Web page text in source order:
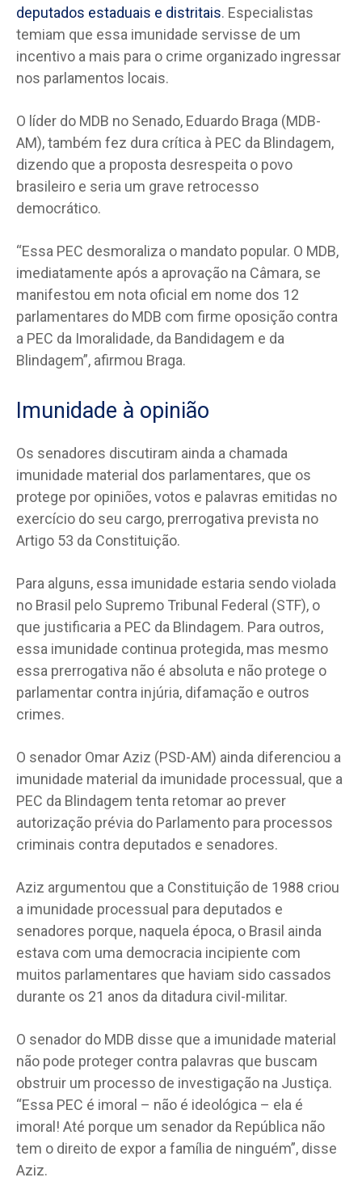
deputados estaduais e distritais. Especialistas
temiam que essa imunidade servisse de um
incentivo a mais para o crime organizado ingressar
nos parlamentos locais.
O líder do MDB no Senado, Eduardo Braga (MDB-
AM), também fez dura crítica à PEC da Blindagem,
dizendo que a proposta desrespeita o povo
brasileiro e seria um grave retrocesso
democrático.
“Essa PEC desmoraliza o mandato popular. O MDB,
imediatamente após a aprovação na Câmara, se
manifestou em nota oficial em nome dos 12
parlamentares do MDB com firme oposição contra
a PEC da Imoralidade, da Bandidagem e da
Blindagem”, afirmou Braga.
Imunidade à opinião
Os senadores discutiram ainda a chamada
imunidade material dos parlamentares, que os
protege por opiniões, votos e palavras emitidas no
exercício do seu cargo, prerrogativa prevista no
Artigo 53 da Constituição.
Para alguns, essa imunidade estaria sendo violada
no Brasil pelo Supremo Tribunal Federal (STF), o
que justificaria a PEC da Blindagem. Para outros,
essa imunidade continua protegida, mas mesmo
essa prerrogativa não é absoluta e não protege o
parlamentar contra injúria, difamação e outros
crimes.
O senador Omar Aziz (PSD-AM) ainda diferenciou a
imunidade material da imunidade processual, que a
PEC da Blindagem tenta retomar ao prever
autorização prévia do Parlamento para processos
criminais contra deputados e senadores.
Aziz argumentou que a Constituição de 1988 criou
a imunidade processual para deputados e
senadores porque, naquela época, o Brasil ainda
estava com uma democracia incipiente com
muitos parlamentares que haviam sido cassados
durante os 21 anos da ditadura civil-militar.
O senador do MDB disse que a imunidade material
não pode proteger contra palavras que buscam
obstruir um processo de investigação na Justiça.
“Essa PEC é imoral – não é ideológica – ela é
imoral! Até porque um senador da República não
tem o direito de expor a família de ninguém”, disse
Aziz.